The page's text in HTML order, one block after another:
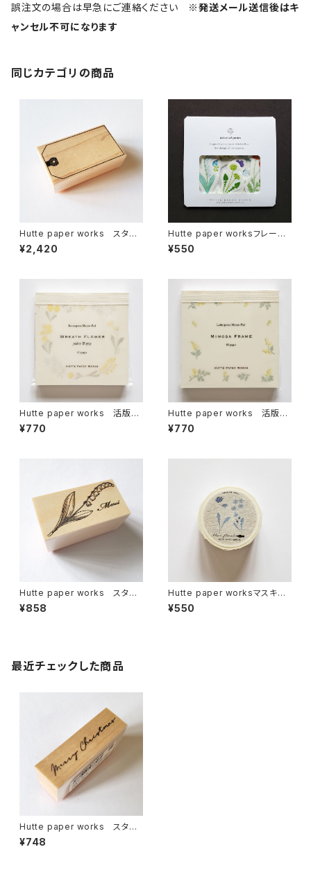
誤注文の場合は早急にご連絡ください ※発送メール送信後はキ
ャンセル不可になります
同じカテゴリの商品
Hutte paper works スタン
プ タグフレーム STP-222
¥2,420
Hutte paper worksフレーク
シール Spring blossoms
HS-024
¥550
Hutte paper works 活版印
刷のメモパッド リースフラワ
ー/Yellow HPM-028
¥770
Hutte paper works 活版印
刷のメモパッド ミモザフレー
ム HPM-026
¥770
Hutte paper works スタン
プ スズラン STP-231
¥858
Hutte paper worksマスキン
グテープ Blue floral PMT-
111
¥550
最近チェックした商品
Hutte paper works スタン
プ メリークリスマス STP-81
6
¥748